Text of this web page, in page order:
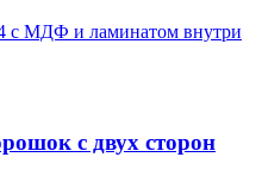
с двух сторон